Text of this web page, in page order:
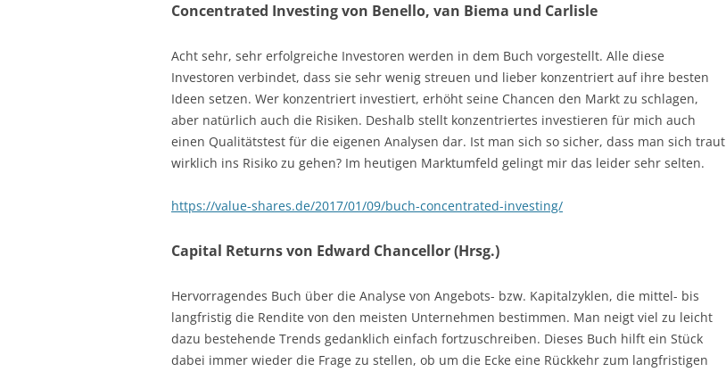
Concentrated Investing von Benello, van Biema und Carlisle
Acht sehr, sehr erfolgreiche Investoren werden in dem Buch vorgestellt. Alle diese
Investoren verbindet, dass sie sehr wenig streuen und lieber konzentriert auf ihre besten
Ideen setzen. Wer konzentriert investiert, erhöht seine Chancen den Markt zu schlagen,
aber natürlich auch die Risiken. Deshalb stellt konzentriertes investieren für mich auch
einen Qualitätstest für die eigenen Analysen dar. Ist man sich so sicher, dass man sich traut
wirklich ins Risiko zu gehen? Im heutigen Marktumfeld gelingt mir das leider sehr selten.
https://value-shares.de/2017/01/09/buch-concentrated-investing/
Capital Returns von Edward Chancellor (Hrsg.)
Hervorragendes Buch über die Analyse von Angebots- bzw. Kapitalzyklen, die mittel- bis
langfristig die Rendite von den meisten Unternehmen bestimmen. Man neigt viel zu leicht
dazu bestehende Trends gedanklich einfach fortzuschreiben. Dieses Buch hilft ein Stück
dabei immer wieder die Frage zu stellen, ob um die Ecke eine Rückkehr zum langfristigen